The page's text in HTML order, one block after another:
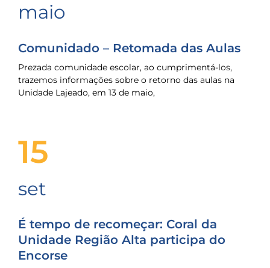
maio
Comunidado – Retomada das Aulas
Prezada comunidade escolar, ao cumprimentá-los,
trazemos informações sobre o retorno das aulas na
Unidade Lajeado, em 13 de maio,
15
set
É tempo de recomeçar: Coral da
Unidade Região Alta participa do
Encorse